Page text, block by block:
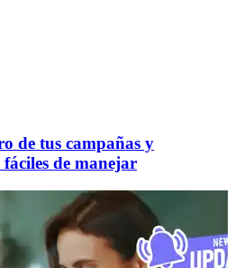
de tus campañas y
de manejar